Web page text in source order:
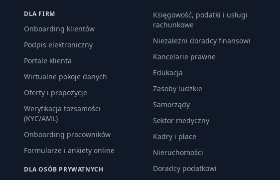
DLA FIRM
Onboarding klientów
Podpis elektroniczny
Portale klienta
Wirtualne pokoje danych
Oferty i propozycje
Weryfikacja tożsamości
(KYC/AML)
Onboarding pracowników
Formularze i ankiety online
DLA OSÓB PRYWATNYCH
Księgowość, podatki i usługi
rachunkowe
Niezależni doradcy finansowi
Kancelarie prawne
Edukacja
Zasoby ludzkie
Samorządy
Sektor medyczny
Kadry i płace
Nieruchomości
Doradcy podatkowi